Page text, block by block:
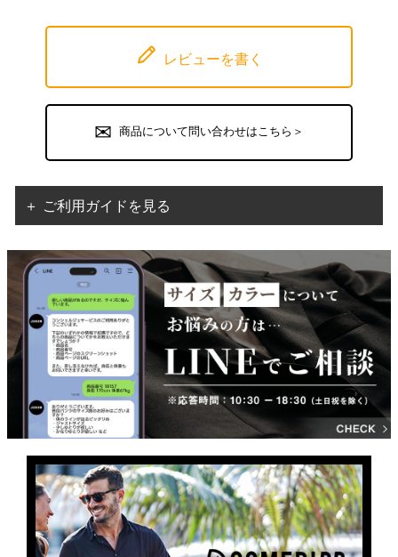
レビューを書く
商品について問い合わせはこちら＞
＋ ご利用ガイドを見る